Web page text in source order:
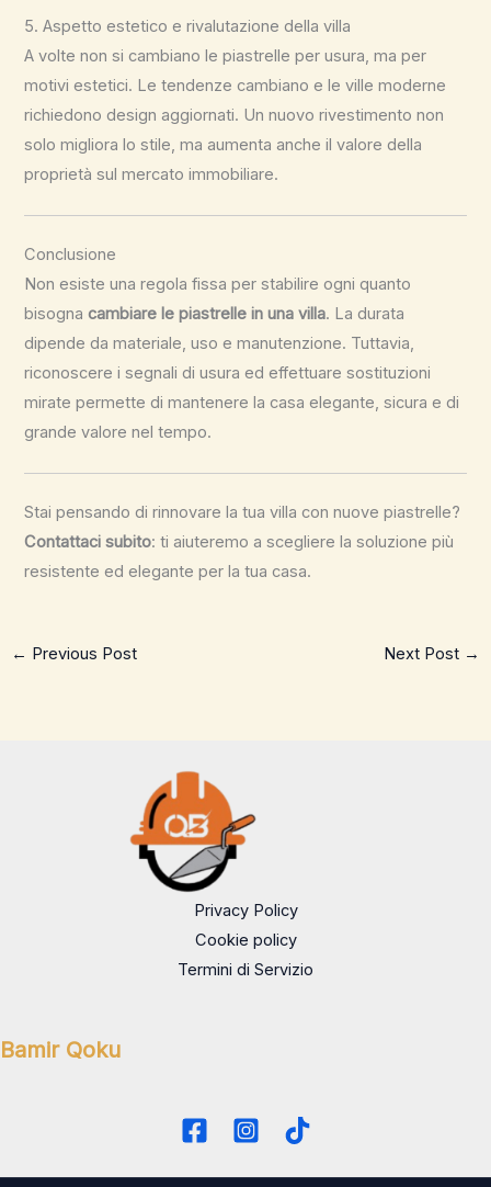
5. Aspetto estetico e rivalutazione della villa
A volte non si cambiano le piastrelle per usura, ma per
motivi estetici. Le tendenze cambiano e le ville moderne
richiedono design aggiornati. Un nuovo rivestimento non
solo migliora lo stile, ma aumenta anche il valore della
proprietà sul mercato immobiliare.
Conclusione
Non esiste una regola fissa per stabilire ogni quanto
bisognacambiare le piastrelle in una villa. La durata
dipende da materiale, uso e manutenzione. Tuttavia,
riconoscere i segnali di usura ed effettuare sostituzioni
mirate permette di mantenere la casa elegante, sicura e di
grande valore nel tempo.
Stai pensando di rinnovare la tua villa con nuove piastrelle?
Contattaci subito: ti aiuteremo a scegliere la soluzione più
resistente ed elegante per la tua casa.
← Previous Post Next Post →
Privacy Policy
Cookie policy
Termini di Servizio
Bamir Qoku